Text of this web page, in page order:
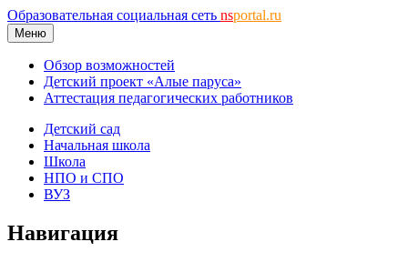
Образовательная социальная сеть nsportal.ru
Меню
Обзор возможностей
Детский проект «Алые паруса»
Аттестация педагогических работников
Детский сад
Начальная школа
Школа
НПО и СПО
ВУЗ
Навигация